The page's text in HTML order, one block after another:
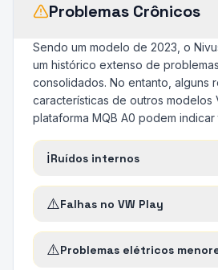
Problemas Crônicos
Sendo um modelo de 2023, o
um histórico extenso de
consolidados. No entanto, alguns
características de outros modelos
plataforma MQB A0 podem indicar
ℹ️Ruídos internos
⚠️Falhas no VW Play
⚠️Problemas elétricos